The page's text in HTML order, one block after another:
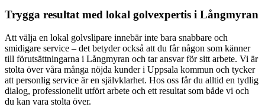
Trygga resultat med lokal golvexpertis i Långmyran
Att välja en lokal golvslipare innebär inte bara snabbare och
smidigare service – det betyder också att du får någon som känner
till förutsättningarna i Långmyran och tar ansvar för sitt arbete. Vi är
stolta över våra många nöjda kunder i Uppsala kommun och tycker
att personlig service är en självklarhet. Hos oss får du alltid en tydlig
dialog, professionellt utfört arbete och ett resultat som både vi och
du kan vara stolta över.